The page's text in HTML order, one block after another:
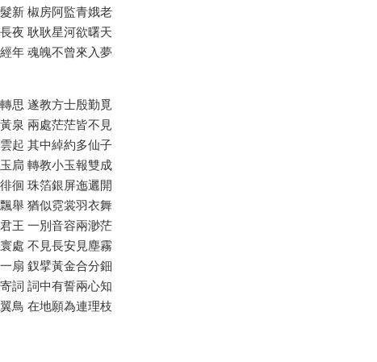
新 椒房阿監青娥老
夜 耿耿星河欲曙天
年 魂魄不曾來入夢
思 遂教方士殷勤覓
泉 兩處茫茫皆不見
起 其中綽約多仙子
扃 轉教小玉報雙成
徊 珠箔銀屏迤邐開
舉 猶似霓裳羽衣舞
王 一別音容兩渺茫
處 不見長安見塵霧
扇 釵擘黃金合分鈿
詞 詞中有誓兩心知
鳥 在地願為連理枝